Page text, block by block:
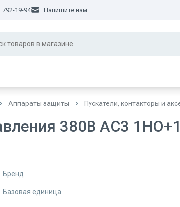
792-19-94 Напишите нам
Аппараты защиты Пускатели, контакторы и
380В АС3
Бренд
Базовая единица